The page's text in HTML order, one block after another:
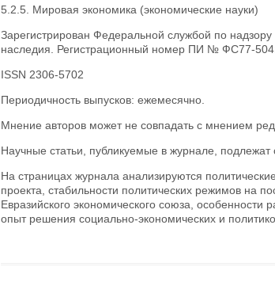
5.2.5. Мировая экономика (экономические науки)
Зарегистрирован Федеральной службой по
наследия. Регистрационный номер ПИ № ФС77-
ISSN 2306-5702
Периодичность выпусков: ежемесячно.
Мнение авторов может не совпадать с мнением
Научные статьи, публикуемые в журнале,
На страницах журнала анализируются
проекта, стабильности политических режимов на
Евразийского экономического союза,
опыт решения социально-экономических и